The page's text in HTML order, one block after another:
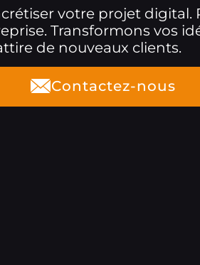
votre projet digital.
Transformons vos
de nouveaux clients.
Contactez-nous